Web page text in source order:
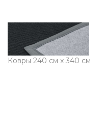
Ковры 240 см х 340 см